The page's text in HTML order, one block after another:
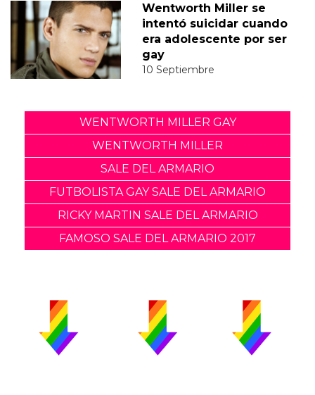
Wentworth Miller se
intentó suicidar cuando
era adolescente por ser
gay
10 Septiembre
WENTWORTH MILLER GAY
WENTWORTH MILLER
SALE DEL ARMARIO
FUTBOLISTA GAY SALE DEL ARMARIO
RICKY MARTIN SALE DEL ARMARIO
FAMOSO SALE DEL ARMARIO 2017